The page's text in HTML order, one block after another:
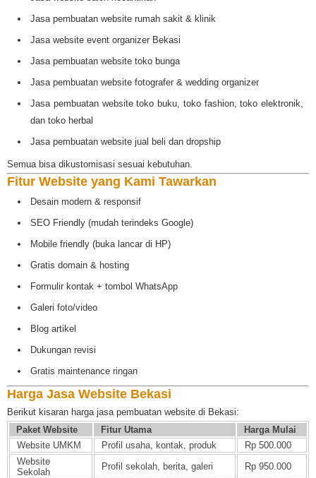
Jasa pembuatan website rumah sakit & klinik
Jasa website event organizer Bekasi
Jasa pembuatan website toko bunga
Jasa pembuatan website fotografer & wedding organizer
Jasa pembuatan website toko buku, toko fashion, toko elektronik,
dan toko herbal
Jasa pembuatan website jual beli dan dropship
Semua bisa dikustomisasi sesuai kebutuhan.
Fitur Website yang Kami Tawarkan
Desain modern & responsif
SEO Friendly (mudah terindeks Google)
Mobile friendly (buka lancar di HP)
Gratis domain & hosting
Formulir kontak + tombol WhatsApp
Galeri foto/video
Blog artikel
Dukungan revisi
Gratis maintenance ringan
Harga Jasa Website Bekasi
Berikut kisaran harga jasa pembuatan website di Bekasi:
Paket Website
Fitur Utama
Harga Mulai
Website UMKM
Profil usaha, kontak, produk
Rp 500.000
Website
Sekolah
Profil sekolah, berita, galeri Rp 950.000